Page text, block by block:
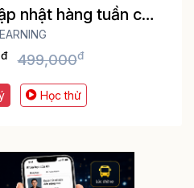
nhật hàng tuần cho
phòng
đ 499,000đ
Học thử